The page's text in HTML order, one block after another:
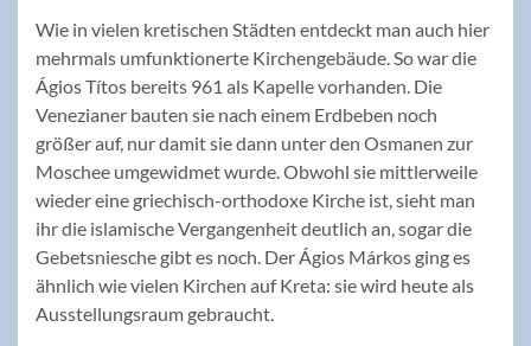
Wie in vielen kretischen Städten entdeckt man auch hier
mehrmals umfunktionerte Kirchengebäude. So war die
Ágios Títos bereits 961 als Kapelle vorhanden. Die
Venezianer bauten sie nach einem Erdbeben noch
größer auf, nur damit sie dann unter den Osmanen zur
Moschee umgewidmet wurde. Obwohl sie mittlerweile
wieder eine griechisch-orthodoxe Kirche ist, sieht man
ihr die islamische Vergangenheit deutlich an, sogar die
Gebetsniesche gibt es noch. Der Ágios Márkos ging es
ähnlich wie vielen Kirchen auf Kreta: sie wird heute als
Ausstellungsraum gebraucht.